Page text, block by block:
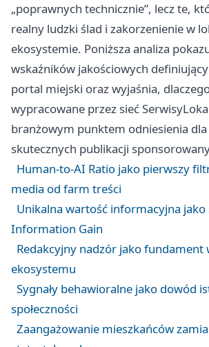
„poprawnych technicznie”, lecz te,
realny ludzki ślad i zakorzenienie w
ekosystemie. Poniższa analiza
wskaźników jakościowych
portal miejski oraz wyjaśnia,
wypracowane przez sieć
branżowym punktem odniesienia dla
skutecznych publikacji
Human-to-AI Ratio jako pierwszy
media od farm treści
Unikalna wartość informacyjna jako
Information Gain
Redakcyjny nadzór jako fundament
ekosystemu
Sygnały behawioralne jako dowód
społeczności
Zaangażowanie mieszkańców